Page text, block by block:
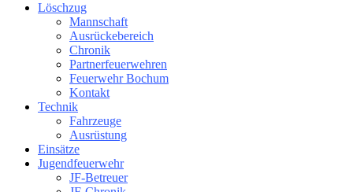
Löschzug
Mannschaft
Ausrückebereich
Chronik
Partnerfeuerwehren
Feuerwehr Bochum
Kontakt
Technik
Fahrzeuge
Ausrüstung
Einsätze
Jugendfeuerwehr
JF-Betreuer